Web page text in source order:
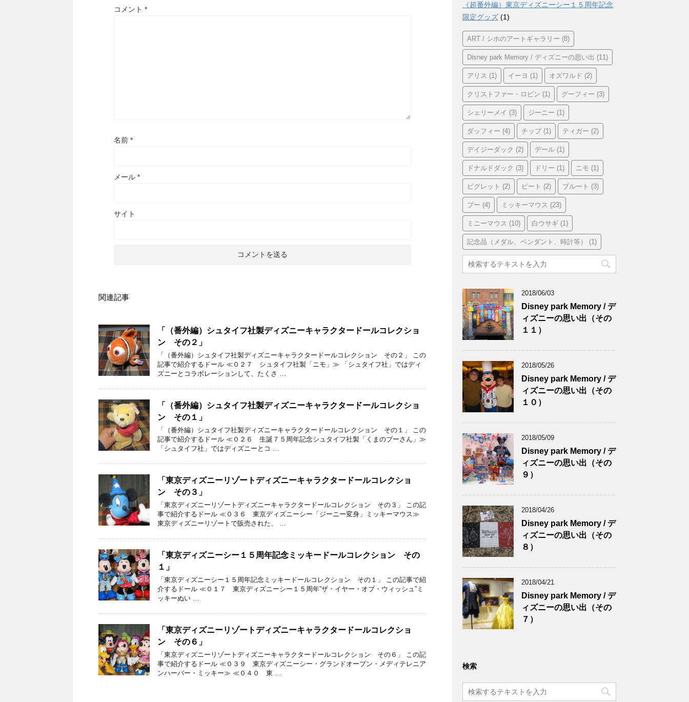
コメント *
名前 *
メール *
サイト
関連記事
「（番外編）シュタイフ社製ディズニーキャラクタードールコレクショ
ン その２」
「（番外編）シュタイフ社製ディズニーキャラクタードールコレクション その２」 この
記事で紹介するドール ≪０２７ シュタイフ社製「ニモ」≫ 「シュタイフ社」ではディ
ズニーとコラボレーションして、たくさ …
「（番外編）シュタイフ社製ディズニーキャラクタードールコレクショ
ン その１」
「（番外編）シュタイフ社製ディズニーキャラクタードールコレクション その１」 この
記事で紹介するドール ≪０２６ 生誕７５周年記念シュタイフ社製「くまのプーさん」≫
「シュタイフ社」ではディズニーとコ …
「東京ディズニーリゾートディズニーキャラクタードールコレクショ
ン その３」
「東京ディズニーリゾートディズニーキャラクタードールコレクション その３」 この記
事で紹介するドール ≪０３６ 東京ディズニーシー「ジーニー変身」ミッキーマウス≫
東京ディズニーリゾートで販売された、 …
「東京ディズニーシー１５周年記念ミッキードールコレクション その
１」
「東京ディズニーシー１５周年記念ミッキードールコレクション その１」 この記事で紹
介するドール ≪０１７ 東京ディズニーシー１５周年”ザ・イヤー・オブ・ウィッシュ”ミ
ッキーぬい …
「東京ディズニーリゾートディズニーキャラクタードールコレクショ
ン その６」
「東京ディズニーリゾートディズニーキャラクタードールコレクション その６」 この記
事で紹介するドール ≪０３９ 東京ディズニーシー・グランドオープン・メディテレニア
ンハーバー・ミッキー≫ ≪０４０ 東 …
（超番外編）東京ディズニーシー１５周年記念
限定グッズ (1)
ART / シホのアートギャラリー (8)
Disney park Memory / ディズニーの思い出 (11)
アリス (1) イーヨ (1) オズワルド (2)
クリストファー・ロビン (1) グーフィー (3)
シェリーメイ (3) ジーニー (1)
ダッフィー (4) チップ(1) ティガー (2)
デイジーダック (2) デール (1)
ドナルドダック (3) ドリー (1) ニモ (1)
ピグレット (2) ピート (2) プルート (3)
プー (4) ミッキーマウス (23)
ミニーマウス (10) 白ウサギ (1)
記念品（メダル、ペンダント、時計等） (1)
2018/06/03
Disney park Memory / デ
ィズニーの思い出（その
１１）
2018/05/26
Disney park Memory / デ
ィズニーの思い出（その
１０）
2018/05/09
Disney park Memory / デ
ィズニーの思い出（その
９）
2018/04/26
Disney park Memory / デ
ィズニーの思い出（その
８）
2018/04/21
Disney park Memory / デ
ィズニーの思い出（その
７）
検索